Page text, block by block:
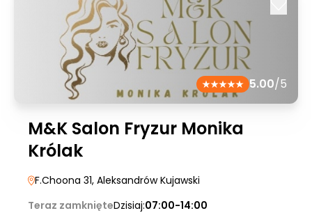
5.00/5
M&K Salon Fryzur Monika
Królak
F.Choona 31, Aleksandrów Kujawski
Teraz zamknięteDzisiaj:07:00-14:00